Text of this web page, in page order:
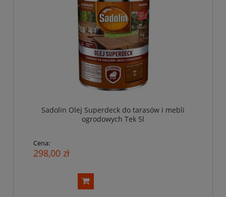
Sadolin Olej Superdeck do tarasów i mebli
ogrodowych Tek 5l
Cena:
298,00 zł